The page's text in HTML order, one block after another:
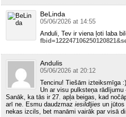
BeLinda
05/06/2026 at 14:55
Anduli, Tev ir viena ļoti laba
Andulis
05/06/2026 at 20:12
Tencinu! Tiešām izteiksmīga :)
Un ar visu pulksteņa
Sanāk, ka tās ir 27. apļa beigas, kad
arī ne. Esmu daudzmaz iesildījies un
nekas izcils, bet manāmi vairāk par visā